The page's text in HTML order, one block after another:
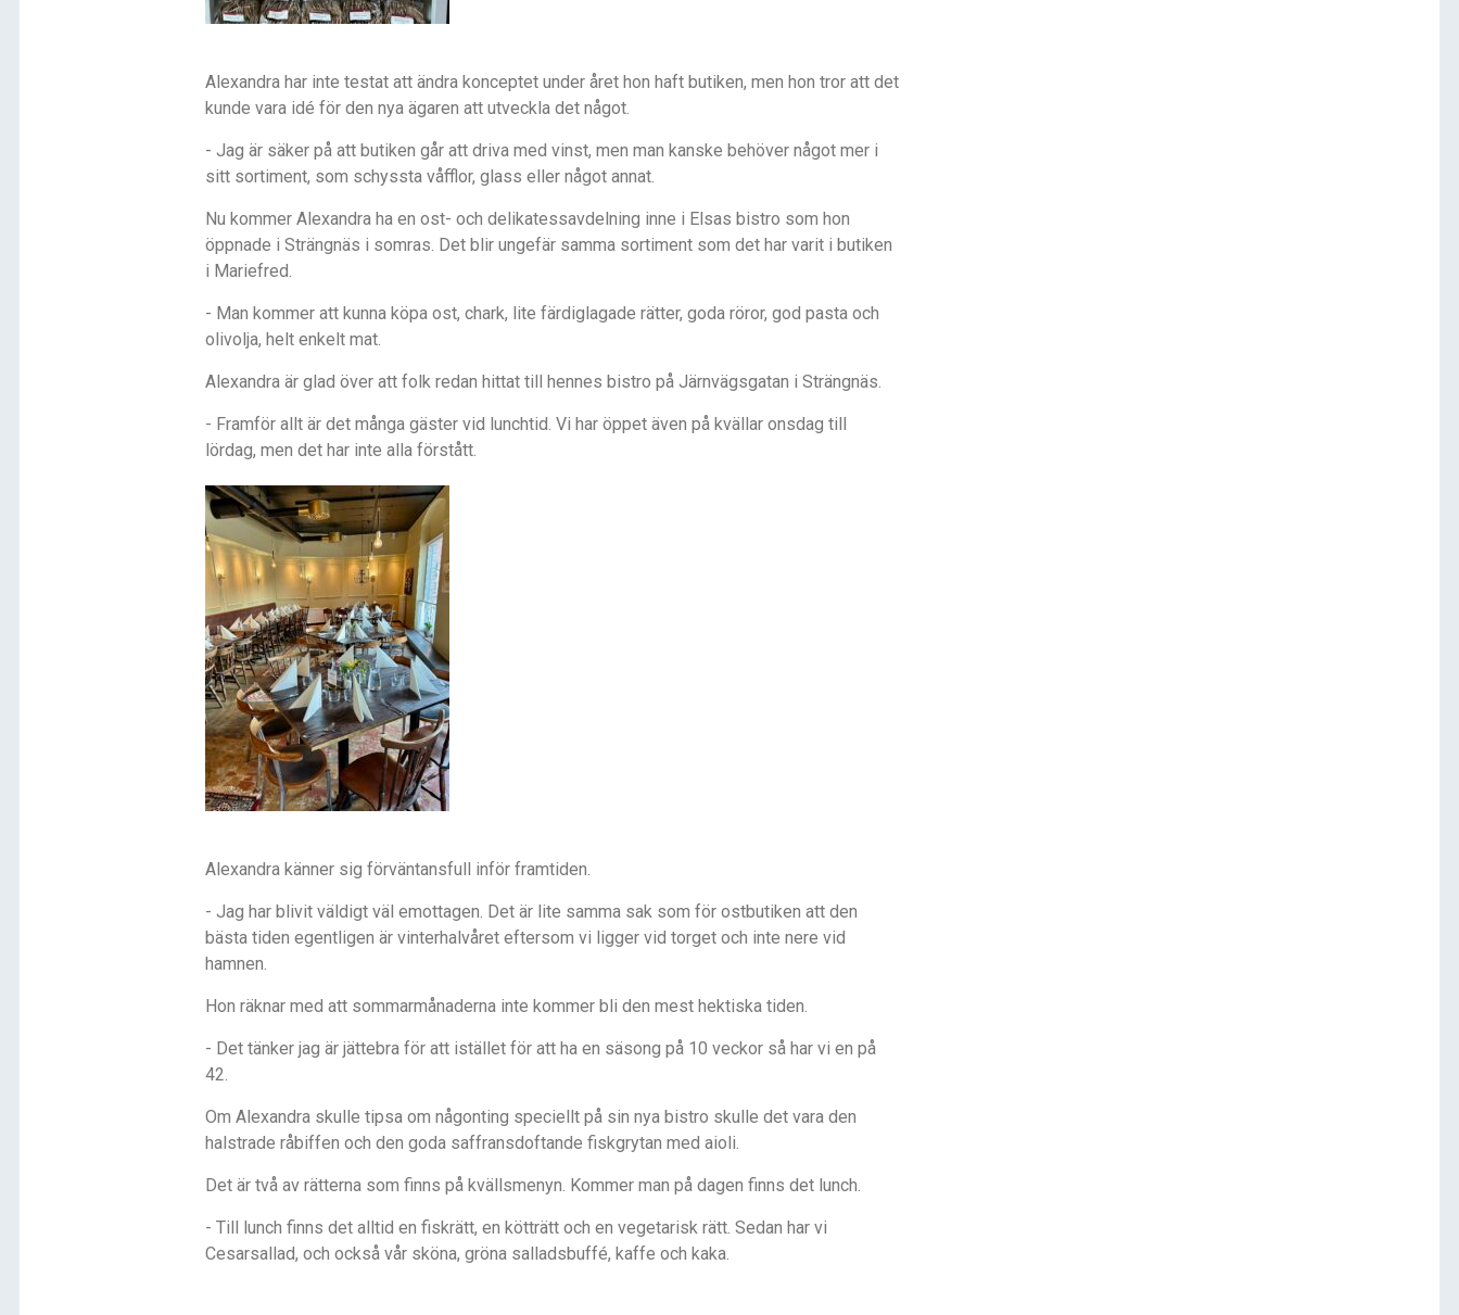
Alexandra har inte testat att ändra konceptet under året hon haft butiken, men hon tror att det
kunde vara idé för den nya ägaren att utveckla det något.
- Jag är säker på att butiken går att driva med vinst, men man kanske behöver något mer i
sitt sortiment, som schyssta våfflor, glass eller något annat.
Nu kommer Alexandra ha en ost- och delikatessavdelning inne i Elsas bistro som hon
öppnade i Strängnäs i somras. Det blir ungefär samma sortiment som det har varit i butiken
i Mariefred.
- Man kommer att kunna köpa ost, chark, lite färdiglagade rätter, goda röror, god pasta och
olivolja, helt enkelt mat.
Alexandra är glad över att folk redan hittat till hennes bistro på Järnvägsgatan i Strängnäs.
- Framför allt är det många gäster vid lunchtid. Vi har öppet även på kvällar onsdag till
lördag, men det har inte alla förstått.
Alexandra känner sig förväntansfull inför framtiden.
- Jag har blivit väldigt väl emottagen. Det är lite samma sak som för ostbutiken att den
bästa tiden egentligen är vinterhalvåret eftersom vi ligger vid torget och inte nere vid
hamnen.
Hon räknar med att sommarmånaderna inte kommer bli den mest hektiska tiden.
- Det tänker jag är jättebra för att istället för att ha en säsong på 10 veckor så har vi en på
42.
Om Alexandra skulle tipsa om någonting speciellt på sin nya bistro skulle det vara den
halstrade råbiffen och den goda saffransdoftande fiskgrytan med aioli.
Det är två av rätterna som finns på kvällsmenyn. Kommer man på dagen finns det lunch.
- Till lunch finns det alltid en fiskrätt, en kötträtt och en vegetarisk rätt. Sedan har vi
Cesarsallad, och också vår sköna, gröna salladsbuffé, kaffe och kaka.